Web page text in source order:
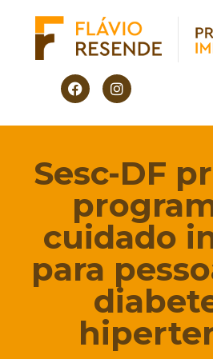
Sesc-DF
cuidado
para